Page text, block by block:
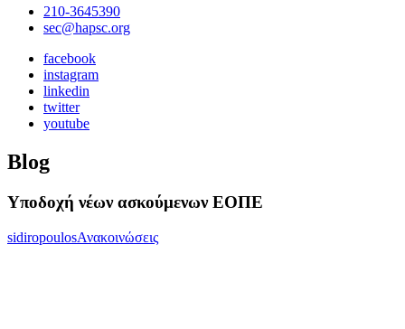
210-3645390
sec@hapsc.org
facebook
instagram
linkedin
twitter
youtube
Blog
Υποδοχή νέων ασκούμενων ΕΟΠΕ
sidiropoulosΑνακοινώσεις